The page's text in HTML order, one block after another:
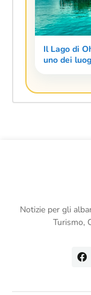
Il Lago di
uno dei
Notizie per gli
Turismo,